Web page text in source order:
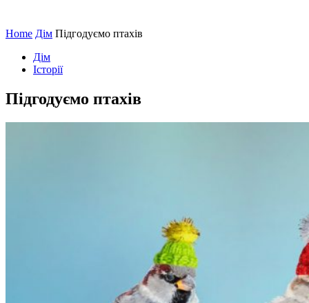
Home Дім Підгодуємо птахів
Дім
Історії
Підгодуємо птахів